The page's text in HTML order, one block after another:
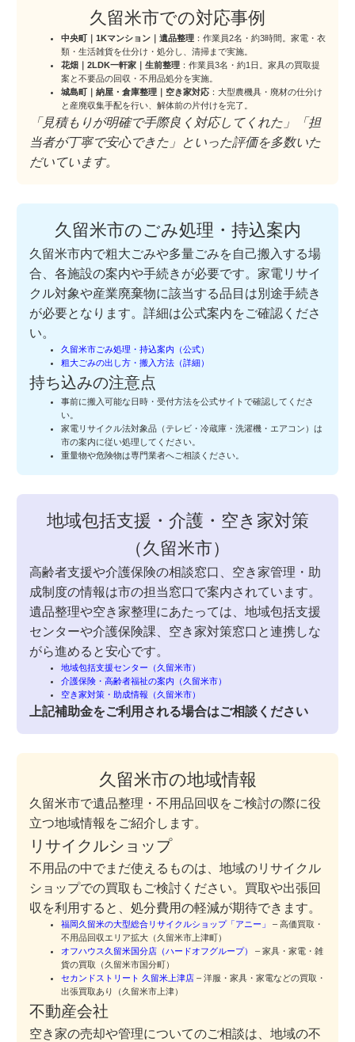
久留米市での対応事例
中央町｜1Kマンション｜遺品整理 ：作業員2名・約3時間。家電・衣
類・生活雑貨を仕分け・処分し、清掃まで実施。
花畑｜2LDK一軒家｜生前整理 ：作業員3名・約1日。家具の買取提
案と不要品の回収・不用品処分を実施。
城島町｜納屋・倉庫整理｜空き家対応 ：大型農機具・廃材の仕分け
と産廃収集手配を行い、解体前の片付けを完了。
「見積もりが明確で手際良く対応してくれた」「担
当者が丁寧で安心できた」といった評価を多数いた
だいています。
久留米市のごみ処理・持込案内
久留米市内で粗大ごみや多量ごみを自己搬入する場
合、各施設の案内や手続きが必要です。家電リサイ
クル対象や産業廃棄物に該当する品目は別途手続き
が必要となります。詳細は公式案内をご確認くださ
い。
久留米市ごみ処理・持込案内（公式）
粗大ごみの出し方・搬入方法（詳細）
持ち込みの注意点
事前に搬入可能な日時・受付方法を公式サイトで確認してくださ
い。
家電リサイクル法対象品（テレビ・冷蔵庫・洗濯機・エアコン）は
市の案内に従い処理してください。
重量物や危険物は専門業者へご相談ください。
地域包括支援・介護・空き家対策
（久留米市）
高齢者支援や介護保険の相談窓口、空き家管理・助
成制度の情報は市の担当窓口で案内されています。
遺品整理や空き家整理にあたっては、地域包括支援
センターや介護保険課、空き家対策窓口と連携しな
がら進めると安心です。
地域包括支援センター（久留米市）
介護保険・高齢者福祉の案内（久留米市）
空き家対策・助成情報（久留米市）
上記補助金をご利用される場合はご相談ください
久留米市の地域情報
久留米市で遺品整理・不用品回収をご検討の際に役
立つ地域情報をご紹介します。
リサイクルショップ
不用品の中でまだ使えるものは、地域のリサイクル
ショップでの買取もご検討ください。買取や出張回
収を利用すると、処分費用の軽減が期待できます。
福岡久留米の大型総合リサイクルショップ「アニー」
– 高価買取・
不用品回収エリア拡大（久留米市上津町）
オフハウス久留米国分店（ハードオフグループ）
– 家具・家電・雑
貨の買取（久留米市国分町）
セカンドストリート 久留米上津店 – 洋服・家具・家電などの買取・
出張買取あり（久留米市上津）
不動産会社
空き家の売却や管理についてのご相談は、地域の不